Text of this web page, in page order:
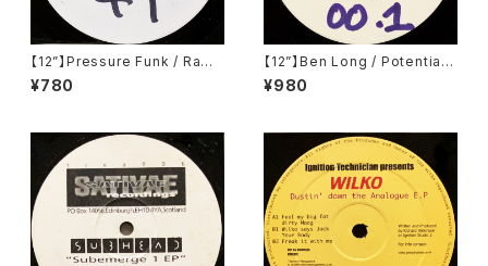
【12”】Pressure Funk / Raw
Spirit (Soma Quality Recor
dings) (SOMA 49)
¥780
【12”】Ben Long / Potential
001 (Potential) (POT001)
¥980